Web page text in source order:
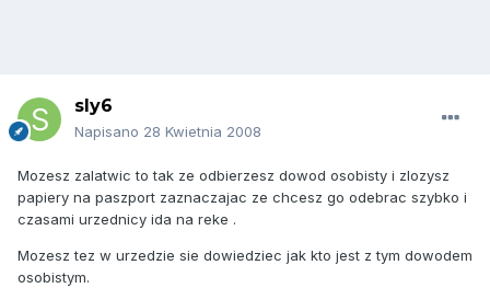
sly6
Napisano 28 Kwietnia 2008
Mozesz zalatwic to tak ze odbierzesz dowod osobisty i zlozysz
papiery na paszport zaznaczajac ze chcesz go odebrac szybko i
czasami urzednicy ida na reke .
Mozesz tez w urzedzie sie dowiedziec jak kto jest z tym dowodem
osobistym.